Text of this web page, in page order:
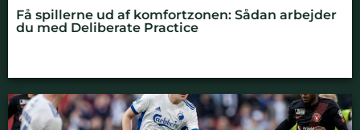
Få spillerne ud af komfortzonen: Sådan arbejder
du med Deliberate Practice